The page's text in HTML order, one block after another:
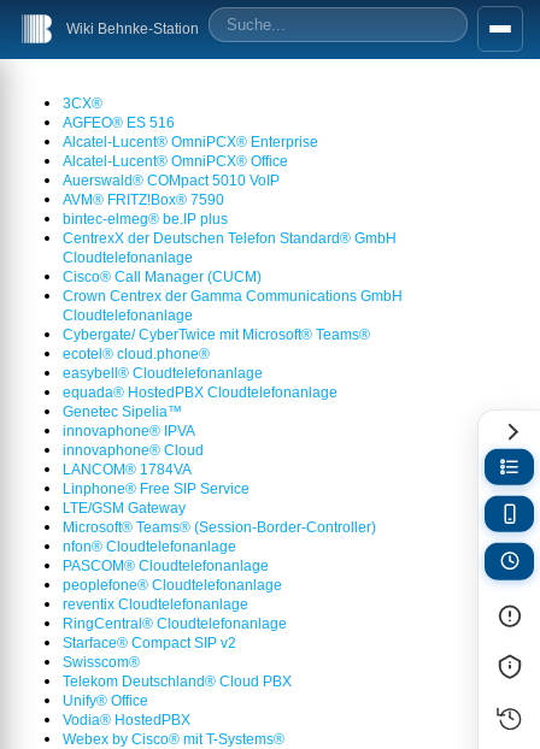
Wiki Behnke-Station
3CX®
AGFEO® ES 516
Alcatel-Lucent® OmniPCX® Enterprise
Alcatel-Lucent® OmniPCX® Office
Auerswald® COMpact 5010 VoIP
AVM® FRITZ!Box® 7590
bintec-elmeg® be.IP plus
CentrexX der Deutschen Telefon Standard® GmbH
Cloudtelefonanlage
Cisco® Call Manager (CUCM)
Crown Centrex der Gamma Communications GmbH
Cloudtelefonanlage
Cybergate/ CyberTwice mit Microsoft® Teams®
ecotel® cloud.phone®
easybell® Cloudtelefonanlage
equada® HostedPBX Cloudtelefonanlage
Genetec Sipelia™
innovaphone® IPVA
innovaphone® Cloud
LANCOM® 1784VA
Linphone® Free SIP Service
LTE/GSM Gateway
Microsoft® Teams® (Session-Border-Controller)
nfon® Cloudtelefonanlage
PASCOM® Cloudtelefonanlage
peoplefone® Cloudtelefonanlage
reventix Cloudtelefonanlage
RingCentral® Cloudtelefonanlage
Starface® Compact SIP v2
Swisscom®
Telekom Deutschland® Cloud PBX
Unify® Office
Vodia® HostedPBX
Webex by Cisco® mit T-Systems®